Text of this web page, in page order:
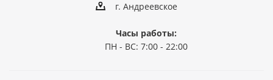
г. Андреевское
Часы работы:
ПН - ВС: 7:00 - 22:00